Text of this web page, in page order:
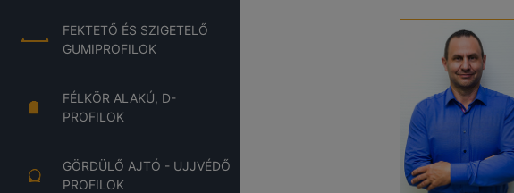
FEKTETŐ ÉS SZIGETELŐ
GUMIPROFILOK
FÉLKÖR ALAKÚ, D-
PROFILOK
GÖRDÜLŐ AJTÓ - UJJVÉDŐ
PROFILOK